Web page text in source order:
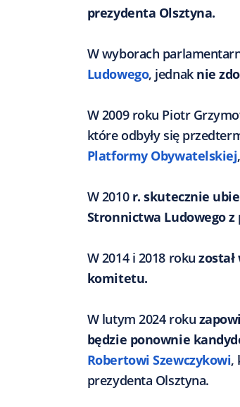
prezydenta Olsztyna.
W wyborach
Ludowego, jednak nie
W 2009 roku Piotr
które odbyły się
Platformy Obywatelskiej,
W 2010r. skutecznie
Stronnictwa Ludowego z
W 2014 i 2018 roku
komitetu.
W lutym 2024 roku
będzie ponownie
Robertowi Szewczykowi,
prezydenta Olsztyna.